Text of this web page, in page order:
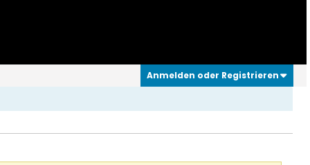
Anmelden oder Registrieren